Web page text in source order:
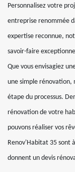
Personnalisez votre
entreprise renommée
expertise reconnue,
savoir-faire
Que vous envisagiez
une simple rénovation,
étape du processus.
rénovation de votre
pouvons réaliser vos
Renov'Habitat 35 sont
donnent un devis